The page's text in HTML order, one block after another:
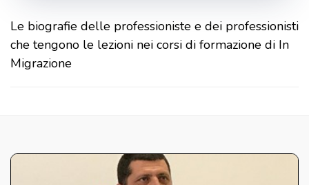
Le biografie delle professioniste e dei professionisti
che tengono le lezioni nei corsi di formazione di In
Migrazione